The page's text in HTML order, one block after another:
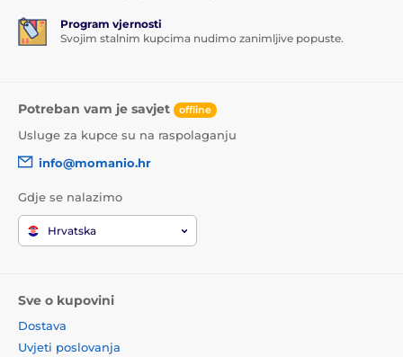
Program vjernosti
Svojim stalnim kupcima nudimo zanimljive popuste.
Potreban vam je savjet offline
Usluge za kupce su na raspolaganju
info@momanio.hr
Gdje se nalazimo
Hrvatska
Sve o kupovini
Dostava
Uvjeti poslovanja